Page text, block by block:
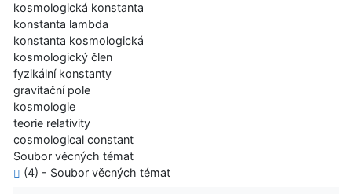
kosmologická konstanta
konstanta lambda
konstanta kosmologická
kosmologický člen
fyzikální konstanty
gravitační pole
kosmologie
teorie relativity
cosmological constant
Soubor věcných témat
(4) - Soubor věcných témat